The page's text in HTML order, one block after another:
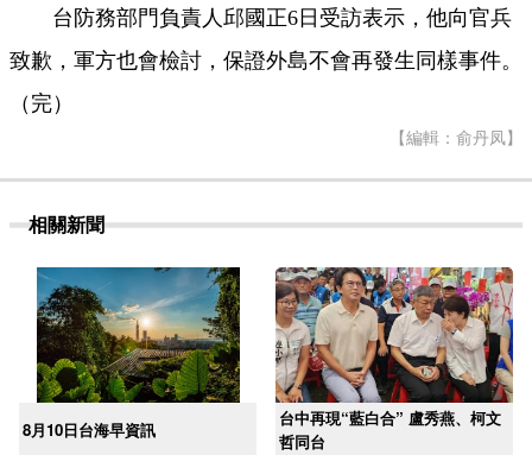
台防務部門負責人邱國正6日受訪表示，他向官兵
致歉，軍方也會檢討，保證外島不會再發生同樣事件。
（完）
【編輯：俞丹凤】
相關新聞
8月10日台海早資訊
台中再現“藍白合” 盧秀燕、柯文
哲同台